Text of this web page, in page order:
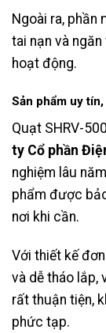
Ngoài ra, phần
tai nạn và
hoạt động.
Sản phẩm uy
Quạt SHRV-
ty Cổ phần
nghiệm lâu
phẩm được
nơi khi cần.
Với thiết kế
và dễ tháo lắp,
rất thuận tiện,
phức tạp.